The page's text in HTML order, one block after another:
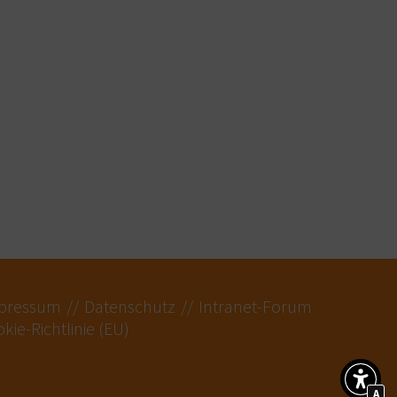
Datenschutz
Intranet-Forum
Richtlinie (EU)
A